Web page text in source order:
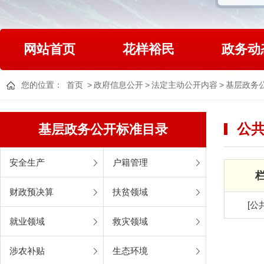
网站首页 花样裕民 政务动
您的位置： 首页 >政府信息公开>法定主动公开内容 >基层政务
基层政务公开标准目录
安全生产 户籍管理
财政预决算 扶贫领域
就业领域 救灾领域
涉农补贴 生态环境
公
[公